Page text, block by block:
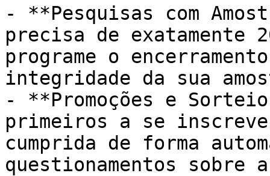
- **Pesquisas com
precisa de exatamente
programe o
integridade da sua
- **Promoções e
primeiros a se
cumprida de forma
questionamentos sobre